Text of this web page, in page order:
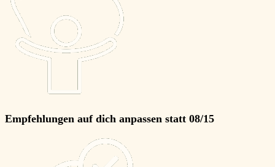
Empfehlungen auf dich anpassen statt 08/15